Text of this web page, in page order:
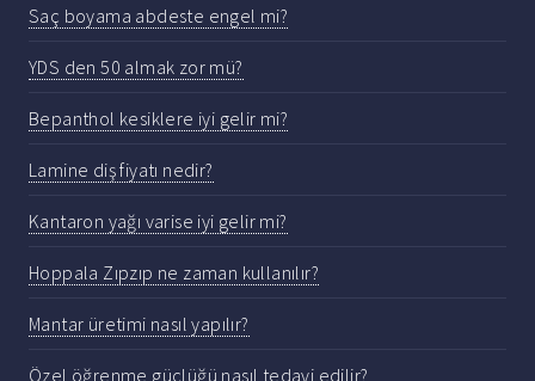
Saç boyama abdeste engel mi?
YDS den 50 almak zor mü?
Bepanthol kesiklere iyi gelir mi?
Lamine diş fiyatı nedir?
Kantaron yağı varise iyi gelir mi?
Hoppala Zıpzıp ne zaman kullanılır?
Mantar üretimi nasıl yapılır?
Özel öğrenme güçlüğü nasıl tedavi edilir?